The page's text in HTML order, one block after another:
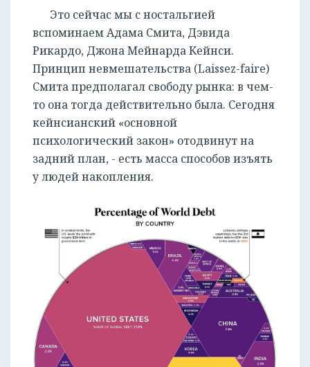
Это сейчас мы с ностальгией
вспоминаем Адама Смита, Дэвида
Рикардо, Джона Мейнарда Кейнси.
Принцип невмешательства (Laissez-faire)
Смита предполагал свободу рынка: в чем-
то она тогда действительно была. Сегодня
кейнсианский «основной
психологический закон» отодвинут на
задний план, - есть масса способов изъять
у людей накопления.